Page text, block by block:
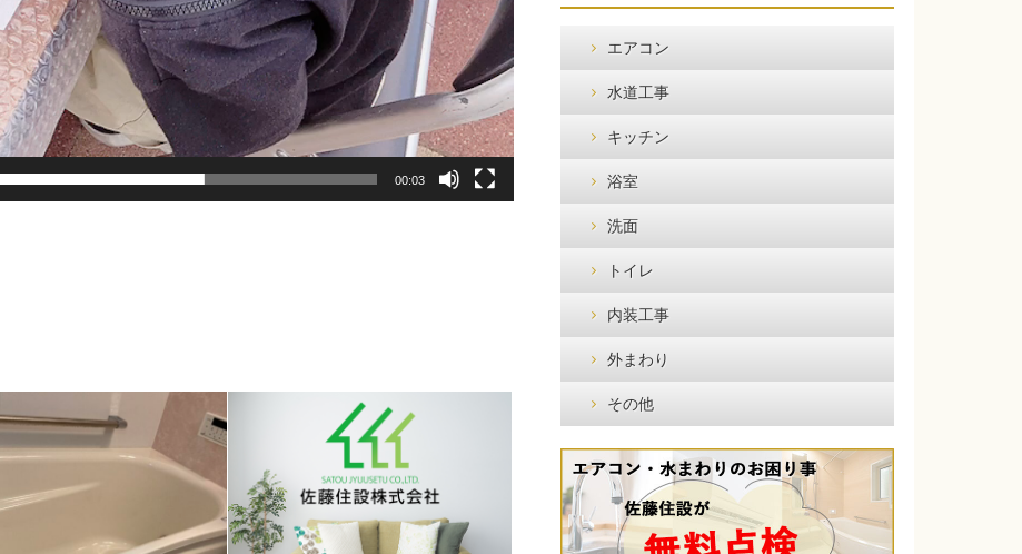
00:03
エアコン
水道工事
キッチン
浴室
洗面
トイレ
内装工事
外まわり
その他